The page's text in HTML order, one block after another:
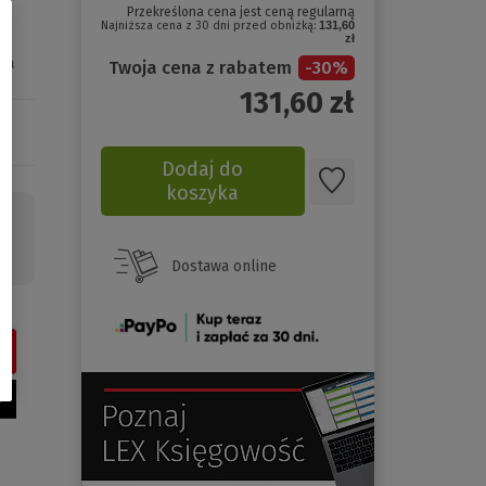
Przekreślona cena jest ceną regularną
Najniższa cena z 30 dni przed obniżką: 131,60
zł
Twoja cena z rabatem -30%
131,60 zł
Dodaj do
koszyka
Dostawa online
(Nowe